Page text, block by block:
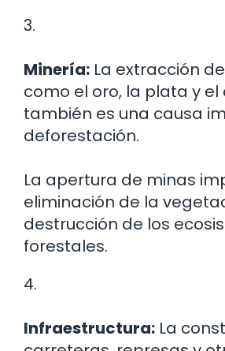
3.
Minería: La extracción
como el oro, la plata y el
también es una causa
deforestación.
La apertura de minas
eliminación de la
destrucción de los
forestales.
4.
Infraestructura: La